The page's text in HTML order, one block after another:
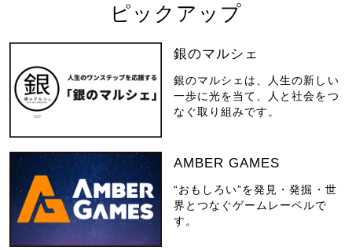
ピックアップ
銀のマルシェ
銀のマルシェは、人生の新しい
一歩に光を当て、人と社会をつ
なぐ取り組みです。
AMBER GAMES
“おもしろい”を発見・発掘・世
界とつなぐゲームレーベルで
す。